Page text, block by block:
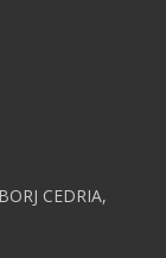
CEDRIA,